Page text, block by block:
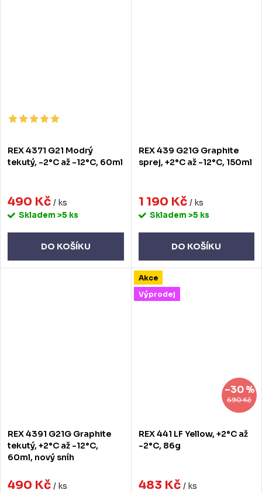
REX 4371 G21 Modrý
tekutý, -2°C až -12°C, 60ml
490 Kč / ks
Skladem >5 ks
DO KOŠÍKU
REX 439 G21G Graphite
sprej, +2°C až -12°C, 150ml
1 190 Kč / ks
Skladem >5 ks
DO KOŠÍKU
REX 4391 G21G Graphite
tekutý, +2°C až -12°C,
60ml, nový sníh
490 Kč / ks
Akce
Výprodej
690 Kč
–30 %
REX 441 LF Yellow, +2°C až
-2°C, 86g
483 Kč / ks